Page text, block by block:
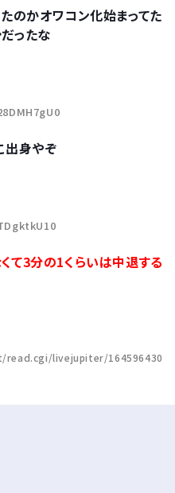
のかオワコン化始まってた
ったな
出身やぞ
て3分の1くらいは中退する
read.cgi/livejupiter/164596430